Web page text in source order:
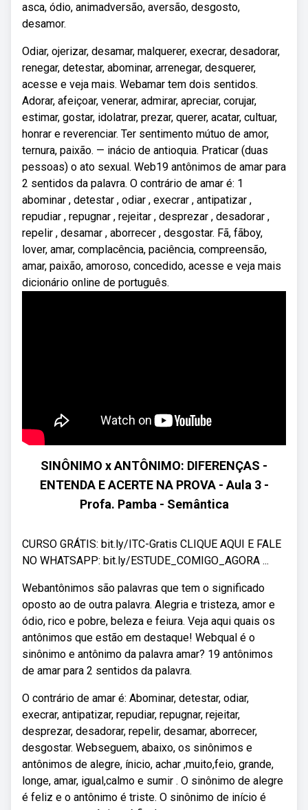
asca, ódio, animadversão, aversão, desgosto,
desamor.
Odiar, ojerizar, desamar, malquerer, execrar, desadorar,
renegar, detestar, abominar, arrenegar, desquerer,
acesse e veja mais. Webamar tem dois sentidos.
Adorar, afeiçoar, venerar, admirar, apreciar, corujar,
estimar, gostar, idolatrar, prezar, querer, acatar, cultuar,
honrar e reverenciar. Ter sentimento mútuo de amor,
ternura, paixão. — inácio de antioquia. Praticar (duas
pessoas) o ato sexual. Web19 antônimos de amar para
2 sentidos da palavra. O contrário de amar é: 1
abominar , detestar , odiar , execrar , antipatizar ,
repudiar , repugnar , rejeitar , desprezar , desadorar ,
repelir , desamar , aborrecer , desgostar. Fã, fãboy,
lover, amar, complacência, paciência, compreensão,
amar, paixão, amoroso, concedido, acesse e veja mais
dicionário online de português.
SINÔNIMO x ANTÔNIMO: DIFERENÇAS -
ENTENDA E ACERTE NA PROVA - Aula 3 -
Profa. Pamba - Semântica
CURSO GRÁTIS: bit.ly/ITC-Gratis CLIQUE AQUI E FALE
NO WHATSAPP: bit.ly/ESTUDE_COMIGO_AGORA ...
Webantônimos são palavras que tem o significado
oposto ao de outra palavra. Alegria e tristeza, amor e
ódio, rico e pobre, beleza e feiura. Veja aqui quais os
antônimos que estão em destaque! Webqual é o
sinônimo e antônimo da palavra amar? 19 antônimos
de amar para 2 sentidos da palavra.
O contrário de amar é: Abominar, detestar, odiar,
execrar, antipatizar, repudiar, repugnar, rejeitar,
desprezar, desadorar, repelir, desamar, aborrecer,
desgostar. Webseguem, abaixo, os sinônimos e
antônimos de alegre, ínicio, achar ,muito,feio, grande,
longe, amar, igual,calmo e sumir . O sinônimo de alegre
é feliz e o antônimo é triste. O sinônimo de início é